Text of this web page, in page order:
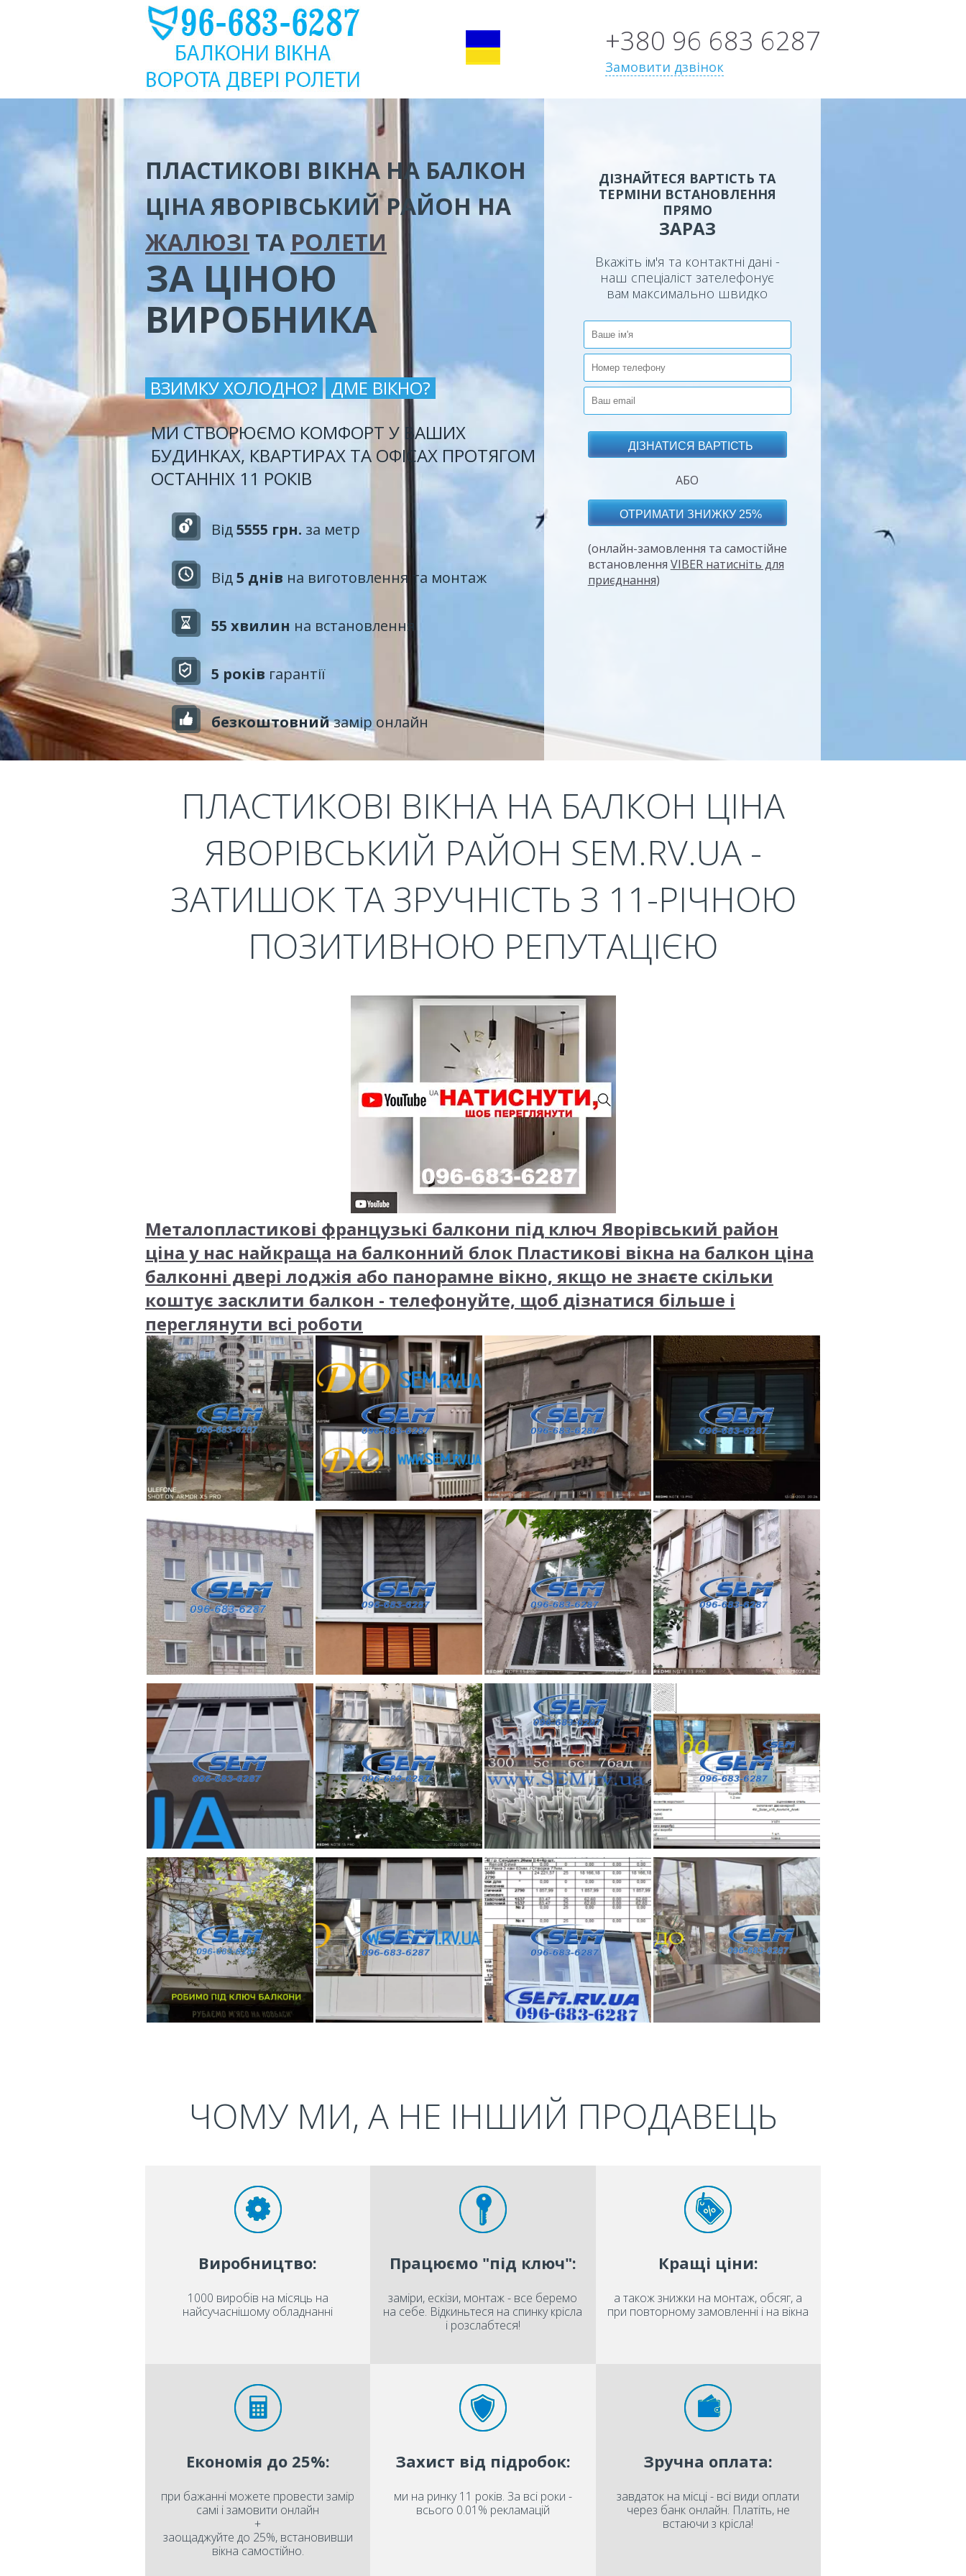
+380 96 683 6287
Замовити дзвінок
ПЛАСТИКОВІ ВІКНА НА БАЛКОН
ЦІНАЯВОРІВСЬКИЙ РАЙОННА
ЖАЛЮЗІ ТА РОЛЕТИ
ЗА ЦІНОЮ
ВИРОБНИКА
ВЗИМКУ ХОЛОДНО?
ДМЕ ВІКНО?
МИ СТВОРЮЄМО КОМФОРТ У ВАШИХ
БУДИНКАХ, КВАРТИРАХ ТА ОФІСАХ ПРОТЯГОМ
ОСТАННІХ 11 РОКІВ
Від5555 грн. за метр
Від5 днів на виготовлення та монтаж
55 хвилин на встановлення
5 років гарантії
безкоштовнийзамір онлайн
ДІЗНАЙТЕСЯ ВАРТІСТЬ ТА
ТЕРМІНИ ВСТАНОВЛЕННЯ
ПРЯМО
ЗАРАЗ
Вкажіть ім'я та контактні дані -
наш спеціаліст зателефонує
вам максимально швидко
АБО
(онлайн-замовлення та самостійне
встановлення VIBER натисніть для
приєднання)
ПЛАСТИКОВІ ВІКНА НА БАЛКОН ЦІНА
ЯВОРІВСЬКИЙ РАЙОН SEM.RV.UA -
ЗАТИШОК ТА ЗРУЧНІСТЬ З 11-РІЧНОЮ
ПОЗИТИВНОЮ РЕПУТАЦІЄЮ
Металопластикові французькі балкони під ключ Яворівський район
ціна у нас найкраща на балконний блок Пластикові вікна на балкон ціна
балконні двері лоджія або панорамне вікно, якщо не знаєте скільки
коштує засклити балкон - телефонуйте, щоб дізнатися більше і
переглянути всі роботи
ЧОМУ МИ, А НЕ ІНШИЙ ПРОДАВЕЦЬ
Виробництво:
1000 виробів на місяць на
найсучаснішому обладнанні
Працюємо "під ключ":
заміри, ескізи, монтаж - все беремо
на себе. Відкиньтеся на спинку крісла
і розслабтеся!
Кращі ціни:
а також знижки на монтаж, обсяг, а
при повторному замовленні і на вікна
Економія до 25%:
при бажанні можете провести замір
самі і замовити онлайн
+
заощаджуйте до 25%, встановивши
вікна самостійно.
Захист від підробок:
ми на ринку 11 років. За всі роки -
всього 0.01% рекламацій
Зручна оплата:
завдаток на місці - всі види оплати
через банк онлайн. Платіть, не
встаючи з крісла!